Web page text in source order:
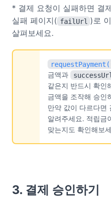
* 결제 요청이 실패하면 결
실패 페이지( failUrl )로
살펴보세요.
금액과
successUrl
같은지 반드시 확인
금액을 조작해 승인
만약 값이 다르다면
알려주세요. 적립금
맞는지도 확인해보
3. 결제 승인하기